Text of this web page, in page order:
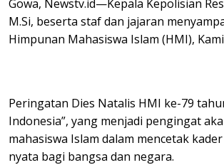
Gowa, Newstv.id—Kepala Kepolisian
M.Si, beserta staf dan jajaran
Himpunan Mahasiswa Islam (HMI),
Peringatan Dies Natalis HMI ke-79
Indonesia”, yang menjadi pengingat
mahasiswa Islam dalam mencetak
nyata bagi bangsa dan negara.